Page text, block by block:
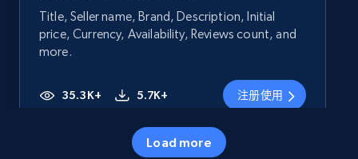
Title, Seller name, Brand, Description, Initial
price, Currency, Availability, Reviews count, and
more.
35.3K+ 5.7K+ 注册使用
Load more